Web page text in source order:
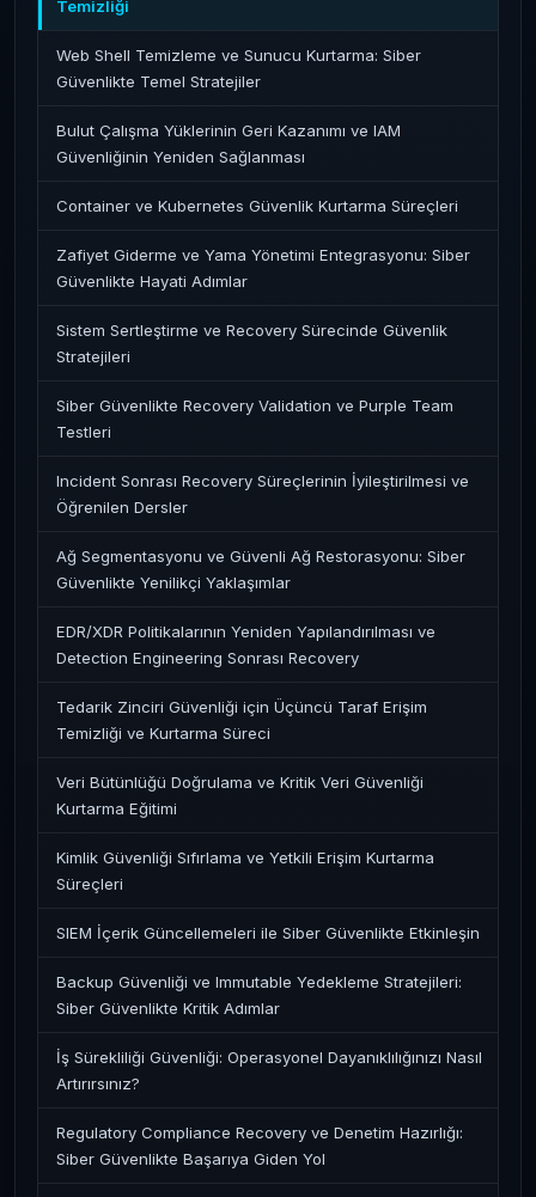
Temizliği
Web Shell Temizleme ve Sunucu Kurtarma: Siber
Güvenlikte Temel Stratejiler
Bulut Çalışma Yüklerinin Geri Kazanımı ve IAM
Güvenliğinin Yeniden Sağlanması
Container ve Kubernetes Güvenlik Kurtarma Süreçleri
Zafiyet Giderme ve Yama Yönetimi Entegrasyonu: Siber
Güvenlikte Hayati Adımlar
Sistem Sertleştirme ve Recovery Sürecinde Güvenlik
Stratejileri
Siber Güvenlikte Recovery Validation ve Purple Team
Testleri
Incident Sonrası Recovery Süreçlerinin İyileştirilmesi ve
Öğrenilen Dersler
Ağ Segmentasyonu ve Güvenli Ağ Restorasyonu: Siber
Güvenlikte Yenilikçi Yaklaşımlar
EDR/XDR Politikalarının Yeniden Yapılandırılması ve
Detection Engineering Sonrası Recovery
Tedarik Zinciri Güvenliği için Üçüncü Taraf Erişim
Temizliği ve Kurtarma Süreci
Veri Bütünlüğü Doğrulama ve Kritik Veri Güvenliği
Kurtarma Eğitimi
Kimlik Güvenliği Sıfırlama ve Yetkili Erişim Kurtarma
Süreçleri
SIEM İçerik Güncellemeleri ile Siber Güvenlikte Etkinleşin
Backup Güvenliği ve Immutable Yedekleme Stratejileri:
Siber Güvenlikte Kritik Adımlar
İş Sürekliliği Güvenliği: Operasyonel Dayanıklılığınızı Nasıl
Artırırsınız?
Regulatory Compliance Recovery ve Denetim Hazırlığı:
Siber Güvenlikte Başarıya Giden Yol